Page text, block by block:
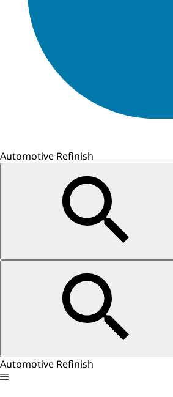
Automotive Refinish
Automotive Refinish